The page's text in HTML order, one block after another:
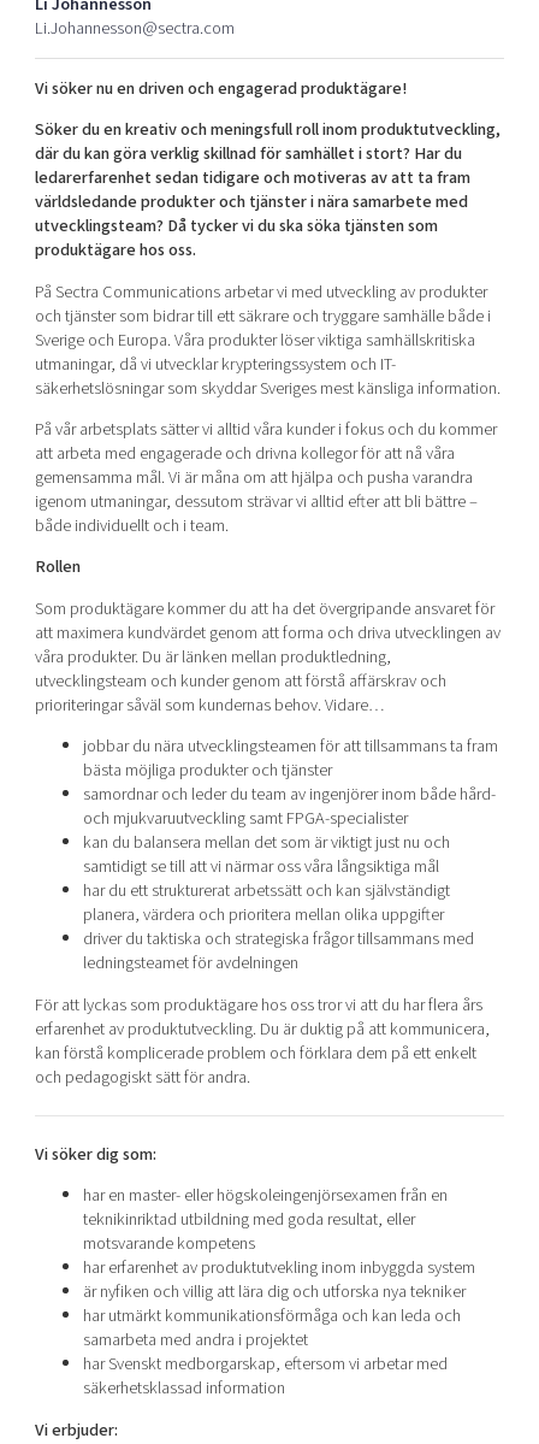
Shaping cities and regions
Bright East
East Sweden Tech Women
Reversed mentorship
Current offers and activities
Upscaling
Talent & skills
Startup & industry collaboration
Offers to boost your business
Funding opportunities
Our community of companies
Projects
Publications
Project toolbox
Our clusters
Reach out to us
Locations
Today's lunch in Mjärdevi
Li.Johannesson@sectra.com
Vi söker nu en driven och engagerad produktägare!
Söker du en kreativ och meningsfull roll inom produktutveckling,
där du kan göra verklig skillnad för samhället i stort? Har du
ledarerfarenhet sedan tidigare och motiveras av att ta fram
världsledande produkter och tjänster i nära samarbete med
utvecklingsteam? Då tycker vi du ska söka tjänsten som
produktägare hos oss.
På Sectra Communications arbetar vi med utveckling av produkter
och tjänster som bidrar till ett säkrare och tryggare samhälle både i
Sverige och Europa. Våra produkter löser viktiga samhällskritiska
utmaningar, då vi utvecklar krypteringssystem och IT-
säkerhetslösningar som skyddar Sveriges mest känsliga information.
På vår arbetsplats sätter vi alltid våra kunder i fokus och du kommer
att arbeta med engagerade och drivna kollegor för att nå våra
gemensamma mål. Vi är måna om att hjälpa och pusha varandra
igenom utmaningar, dessutom strävar vi alltid efter att bli bättre –
både individuellt och i team.
Rollen
Som produktägare kommer du att ha det övergripande ansvaret för
att maximera kundvärdet genom att forma och driva utvecklingen av
våra produkter. Du är länken mellan produktledning,
utvecklingsteam och kunder genom att förstå affärskrav och
prioriteringar såväl som kundernas behov. Vidare…
jobbar du nära utvecklingsteamen för att tillsammans ta fram
bästa möjliga produkter och tjänster
samordnar och leder du team av ingenjörer inom både hård-
och mjukvaruutveckling samt FPGA-specialister
kan du balansera mellan det som är viktigt just nu och
samtidigt se till att vi närmar oss våra långsiktiga mål
har du ett strukturerat arbetssätt och kan självständigt
planera, värdera och prioritera mellan olika uppgifter
driver du taktiska och strategiska frågor tillsammans med
ledningsteamet för avdelningen
För att lyckas som produktägare hos oss tror vi att du har flera års
erfarenhet av produktutveckling. Du är duktig på att kommunicera,
kan förstå komplicerade problem och förklara dem på ett enkelt
och pedagogiskt sätt för andra.
Vi söker dig som:
har en master- eller högskoleingenjörsexamen från en
teknikinriktad utbildning med goda resultat, eller
motsvarande kompetens
har erfarenhet av produktutvekling inom inbyggda system
är nyfiken och villig att lära dig och utforska nya tekniker
har utmärkt kommunikationsförmåga och kan leda och
samarbeta med andra i projektet
har Svenskt medborgarskap, eftersom vi arbetar med
säkerhetsklassad information
Vi erbjuder: